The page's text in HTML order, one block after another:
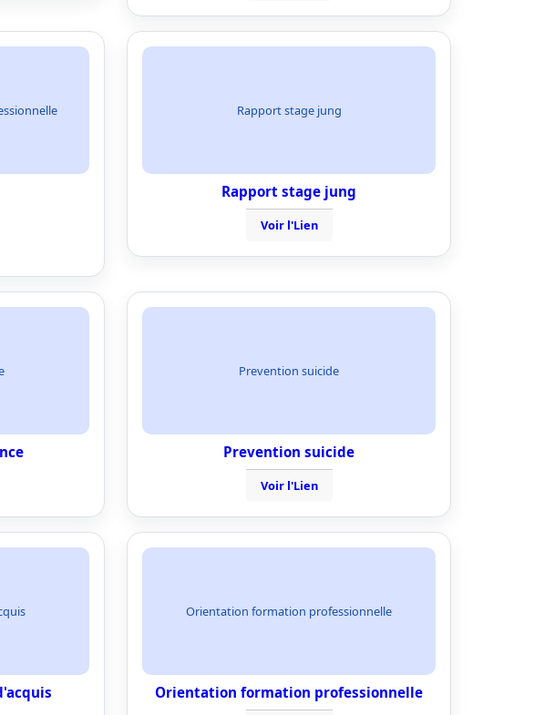
Rapport stage jung
Rapport stage jung
Voir l'Lien
Prevention suicide
Prevention suicide
Voir l'Lien
Orientation formation professionnelle
Orientation formation professionnelle